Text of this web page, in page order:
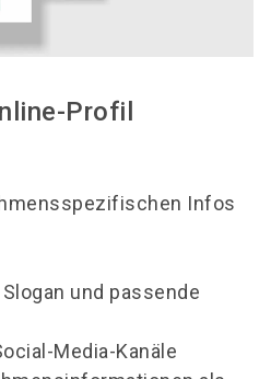
Kontaktdaten,
zwei Produkte aus
Bedarf zusätzliche
passende
Profil
Infos
und passende
Media-Kanäle